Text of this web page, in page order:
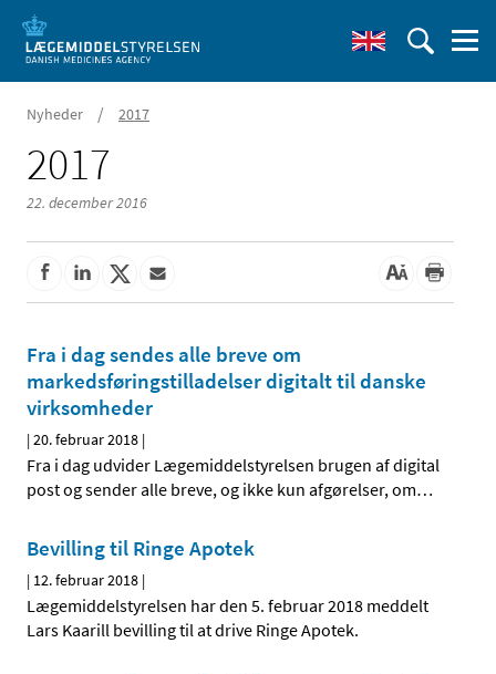
Nyheder / 2017
2017
22. december 2016
Fra i dag sendes alle breve om
markedsføringstilladelser digitalt til danske
virksomheder
|20. februar 2018 |
Fra i dag udvider Lægemiddelstyrelsen brugen af digital
post og sender alle breve, og ikke kun afgørelser, om…
Bevilling til Ringe Apotek
| 12. februar 2018 |
Lægemiddelstyrelsen har den 5. februar 2018 meddelt
Lars Kaarill bevilling til at drive Ringe Apotek.